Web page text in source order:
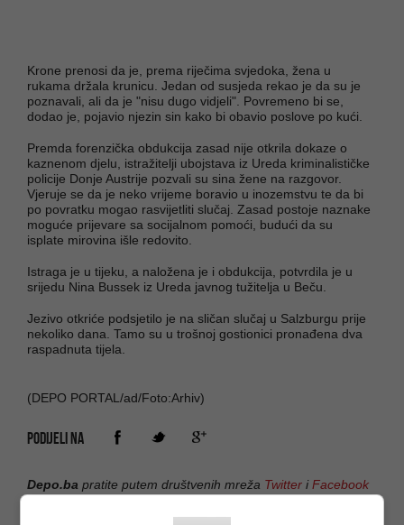
Krone prenosi da je, prema riječima svjedoka, žena u
rukama držala krunicu. Jedan od susjeda rekao je da su je
poznavali, ali da je "nisu dugo vidjeli". Povremeno bi se,
dodao je, pojavio njezin sin kako bi obavio poslove po kući.
Premda forenzička obdukcija zasad nije otkrila dokaze o
kaznenom djelu, istražitelji ubojstava iz Ureda kriminalističke
policije Donje Austrije pozvali su sina žene na razgovor.
Vjeruje se da je neko vrijeme boravio u inozemstvu te da bi
po povratku mogao rasvijetliti slučaj. Zasad postoje naznake
moguće prijevare sa socijalnom pomoći, budući da su
isplate mirovina išle redovito.
Istraga je u tijeku, a naložena je i obdukcija, potvrdila je u
srijedu Nina Bussek iz Ureda javnog tužitelja u Beču.
Jezivo otkriće podsjetilo je na sličan slučaj u Salzburgu prije
nekoliko dana. Tamo su u trošnoj gostionici pronađena dva
raspadnuta tijela.
(DEPO PORTAL/ad/Foto:Arhiv)
PODIJELI NA
Depo.ba pratite putem društvenih mreža Twitter iFacebook